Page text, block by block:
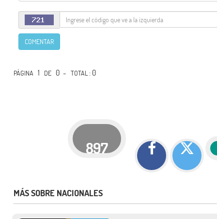
COMENTAR
PÁGINA 1 DE 0 -TOTAL: 0
897
MÁS SOBRE NACIONALES